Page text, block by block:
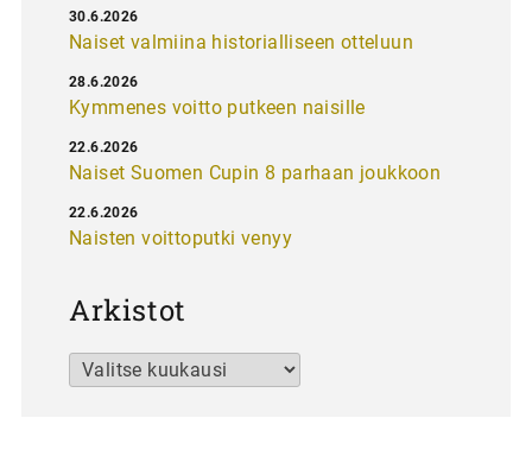
Naiset valmiina historialliseen otteluun
30.6.2026
Kymmenes voitto putkeen naisille
28.6.2026
Naiset Suomen Cupin 8 parhaan joukkoon
22.6.2026
Naisten voittoputki venyy
22.6.2026
Arkistot
Arkistot